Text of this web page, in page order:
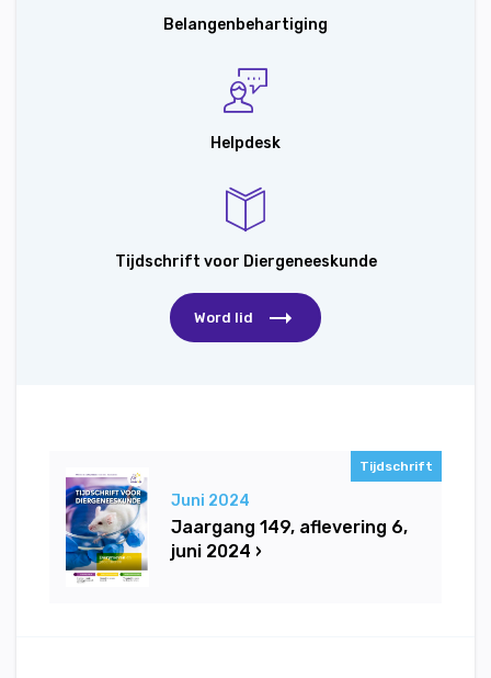
Belangenbehartiging
Helpdesk
Tijdschrift voor Diergeneeskunde
Word lid
Tijdschrift
Juni 2024
Jaargang 149, aflevering 6,
juni 2024 ›